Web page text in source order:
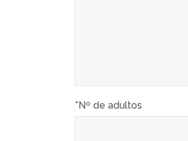
*Nº de adultos